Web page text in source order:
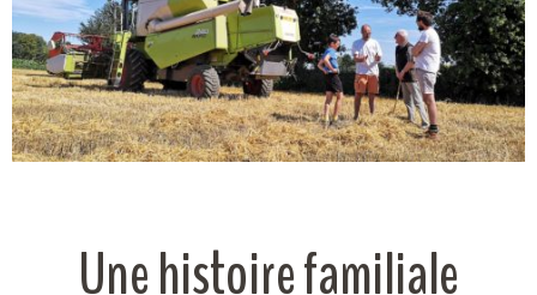
Une histoire familiale